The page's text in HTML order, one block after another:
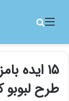
منو
۱۵ ایده
طرح